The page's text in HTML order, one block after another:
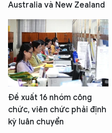
Australia và New Zealand
Đề xuất 16 nhóm công
chức, viên chức phải định
kỳ luân chuyển